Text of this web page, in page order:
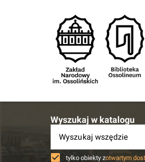
Wyszukaj w katalogu
Wyszukaj wszędzie
tylko obiekty zotwartym